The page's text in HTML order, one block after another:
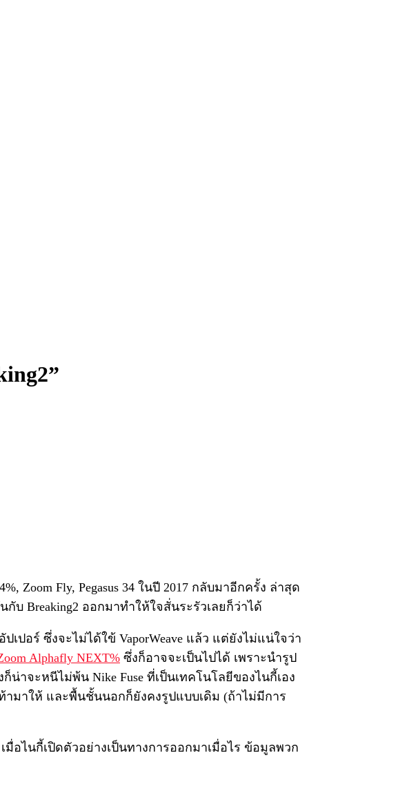
Zoom Fly, Pegasus 34 ในปี 2017 กลับมาอีกครั้ง ล่าสุด
บ Breaking2 ออกมาทำให้ใจสั่นระรัวเลยก็ว่าได้
ปอร์ ซึ่งจะไม่ได้ใข้ VaporWeave แล้ว แต่ยังไม่แน่ใจว่า
Alphafly NEXT% ซึ่งก็อาจจะเป็นไปได้ เพราะนำรูป
าจะหนีไม่พ้น Nike Fuse ที่เป็นเทคโนโลยีของไนกี้เอง
ามาให้ และพื้นชั้นนอกก็ยังคงรูปแบบเดิม (ถ้าไม่มีการ
ไนกี้เปิดตัวอย่างเป็นทางการออกมาเมื่อไร ข้อมูลพวก